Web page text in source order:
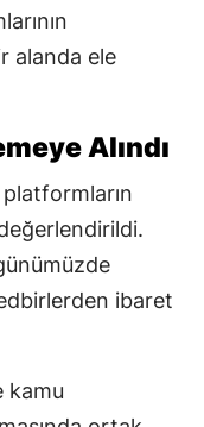
alanda ele
Alındı
ibaret
kamu